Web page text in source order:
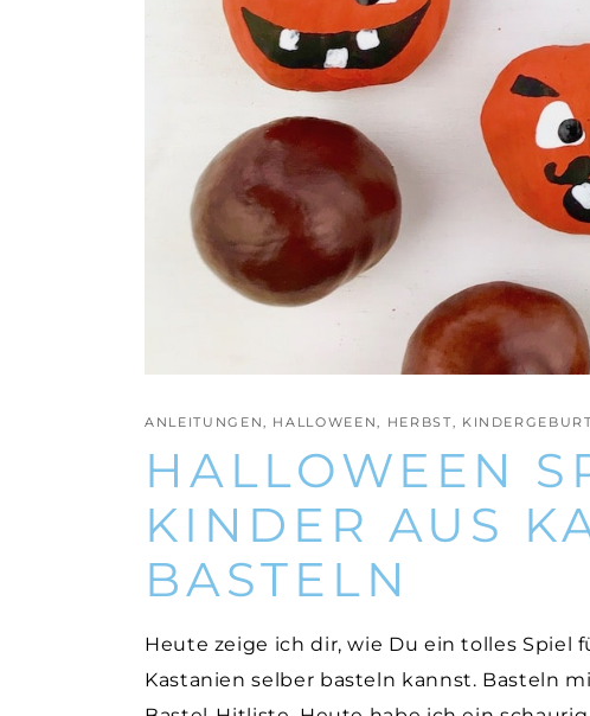
ANLEITUNGEN HALLOWEEN HERBST
HALLOWEEN
KINDER AUS
BASTELN
Heute zeige ich dir, wie Du ein tolles Spiel
Kastanien selber basteln kannst. Basteln